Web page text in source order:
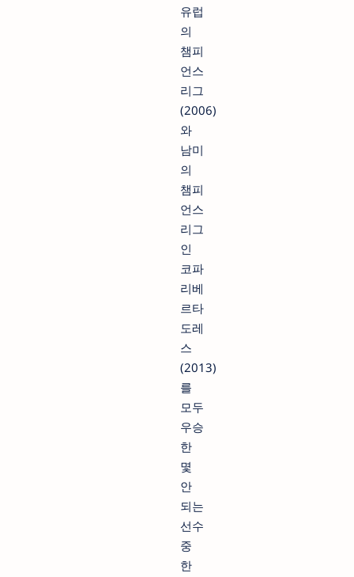
유럽
의
챔피
언스
리그
(2006)
와
남미
의
챔피
언스
리그
인
코파
리베
르타
도레
스
(2013)
를
모두
우승
한
몇
안
되는
선수
중
한